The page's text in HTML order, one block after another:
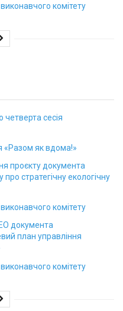
комітету
четверта сесія
«Разом як вдома!»
проєкту документа
стратегічну екологічну
комітету
документа
план управління
комітету